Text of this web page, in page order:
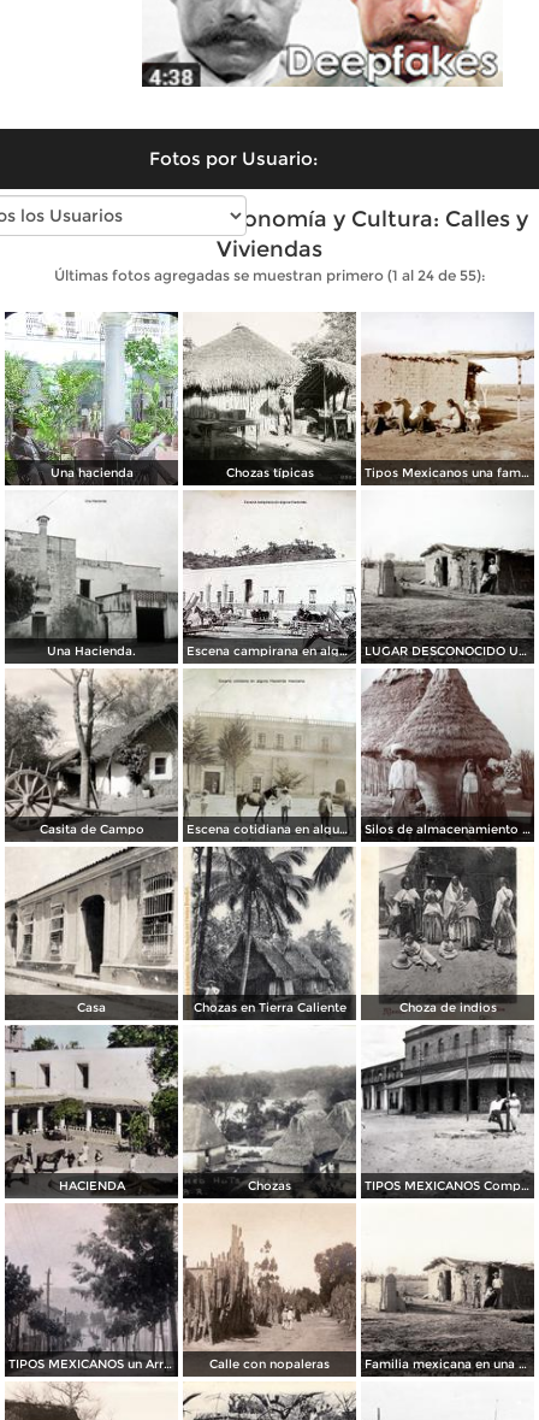
Fotos por Usuario:
Fotos antiguas de Economía y Cultura: Calles y
Viviendas
Últimas fotos agregadas se muestran primero (1 al 24 de 55):
Una hacienda Chozas típicas Tipos Mexicanos una familia Mexicana.
Una Hacienda. Escena campirana en alguna Hacienda. LUGAR DESCONOCIDO Una casa de Adobe.
Casita de Campo Escena cotidiana en alguna Hacienda mexicana Silos de almacenamiento de Maiz
Casa Chozas en Tierra Caliente Choza de indios
HACIENDA Chozas TIPOS MEXICANOS Compradores
TIPOS MEXICANOS un Arriero Calle con nopaleras Familia mexicana en una casa de abobe